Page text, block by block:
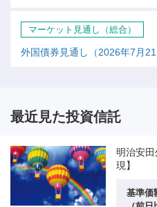
マーケット見通し（総合）
外国債券見通し（2026年7月21
最近見た投資信託
明治安
現】
基準価